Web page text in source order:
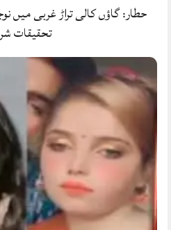
حطار: گاؤں کالی تراڑ غربی میں
تحقیقات